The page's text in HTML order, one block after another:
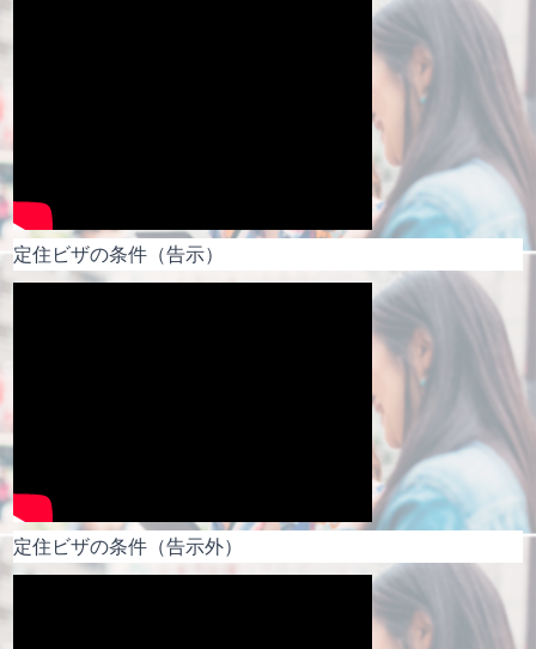
定住ビザの条件（告示）
定住ビザの条件（告示外）